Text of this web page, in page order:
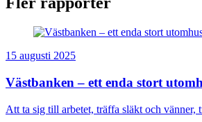
15 augusti 2025
Västbanken – ett enda stort
Att ta sig till arbetet, träffa släkt och